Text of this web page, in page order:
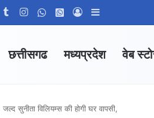
TumblrInstagramWhatsApp Channel
WhatsApp Group
Log In
छत्तीसगढ मध्यप्रदेश वेब
सुनीता विलियम्स की होगी घर वापसी,